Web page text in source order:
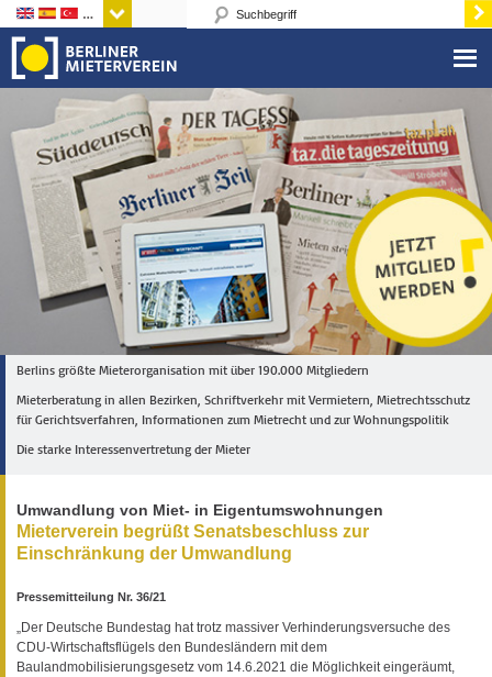
Sprachen
Berlins größte Mieterorganisation mit über 190.000 Mitgliedern
Mieterberatung in allen Bezirken, Schriftverkehr mit Vermietern, Mietrechtsschutz
für Gerichtsverfahren, Informationen zum Mietrecht und zur Wohnungspolitik
Die starke Interessenvertretung der Mieter
Umwandlung von Miet- in Eigentumswohnungen
Mieterverein begrüßt Senatsbeschluss zur
Einschränkung der Umwandlung
Pressemitteilung Nr. 36/21
„Der Deutsche Bundestag hat trotz massiver Verhinderungsversuche des
CDU-Wirtschaftsflügels den Bundesländern mit dem
Baulandmobilisierungsgesetz vom 14.6.2021 die Möglichkeit eingeräumt,